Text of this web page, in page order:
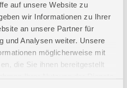
auf unsere Website zu
wir Informationen zu Ihrer
an unsere Partner für
und Analysen weiter. Unsere
möglicherweise mit
die Sie ihnen bereitgestellt